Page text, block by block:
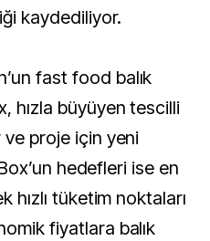
kaydediliyor.
fast food balık
hızla büyüyen tescilli
proje için yeni
hedefleri ise en
hızlı tüketim noktaları
fiyatlara balık